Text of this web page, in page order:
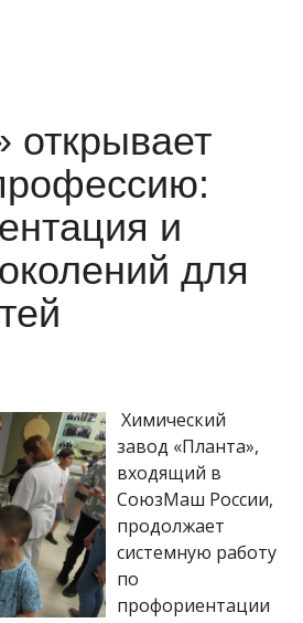
открывает
и
для
Химический
завод «Планта»,
входящий в
СоюзМаш России,
продолжает
системную работу
по
профориентации